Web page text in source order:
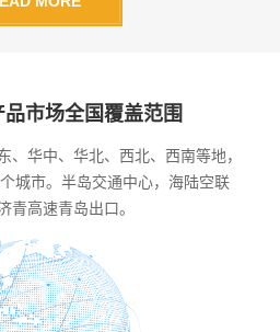
品市场全国覆盖范围
、华中、华北、西北、西南等地，
城市。半岛交通中心，海陆空联
青高速青岛出口。